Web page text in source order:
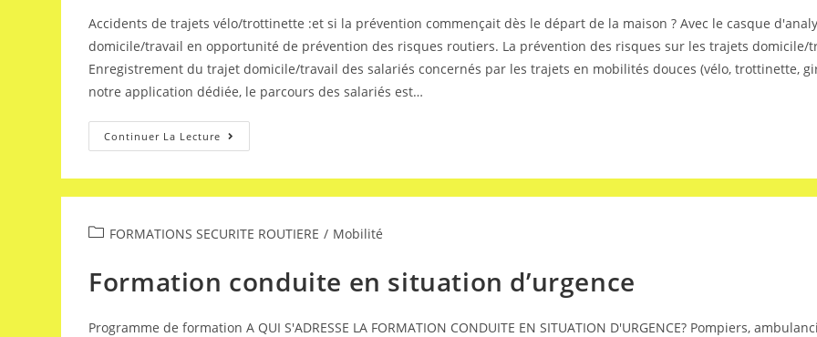
Accidents de trajets vélo/trottinette :et si la prévention commençait dès le départ de la maison ? Avec le casque
domicile/travail en opportunité de prévention des risques routiers. La prévention des risques sur les trajets domicile/
Enregistrement du trajet domicile/travail des salariés concernés par les trajets en mobilités douces (vélo, trottinette,
notre application dédiée, le parcours des salariés est…
Continuer La Lecture
FORMATIONS SECURITE ROUTIERE / Mobilité
Formation conduite en situation d’urgence
Programme de formation A QUI S'ADRESSE LA FORMATION CONDUITE EN SITUATION D'URGENCE? Pompiers,